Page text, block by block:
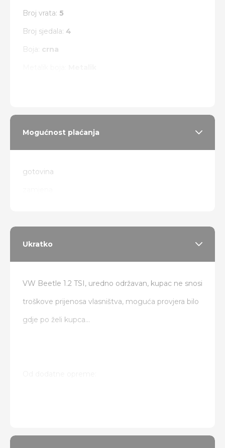
Broj vrata: 5
Broj sjedala: 4
Boja: crna
Mogućnost plaćanja
gotovina
Ukratko
VW Beetle 1.2 TSI, uredno održavan, kupac ne snosi
troškove prijenosa vlasništva, moguća provjera bilo
gdje po želi kupca...